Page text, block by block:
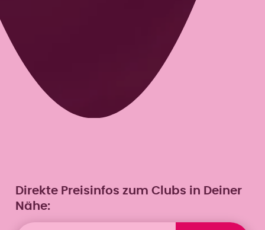
Direkte Preisinfos zum Clubs in Deiner
Nähe: